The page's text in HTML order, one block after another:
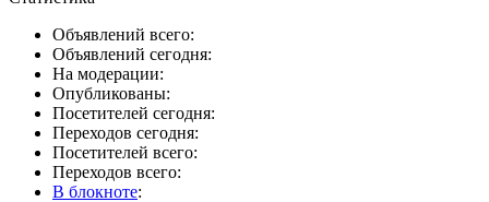
Объявлений всего:
Объявлений сегодня:
На модерации:
Опубликованы:
Посетителей сегодня:
Переходов сегодня:
Посетителей всего:
Переходов всего:
В блокноте: